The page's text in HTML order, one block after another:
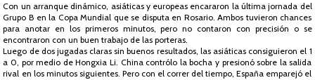
Con un arranque dinámico, asiáticas y europeas encararon la última jornada del
Grupo B en la Copa Mundial que se disputa en Rosario. Ambos tuvieron chances
para anotar en los primeros minutos, pero no contaron con precisión o se
encontraron con un buen trabajo de las porteras.
Luego de dos jugadas claras sin buenos resultados, las asiáticas consiguieron el 1
a 0, por medio de Hongxia Li. China contrólo la bocha y presionó sobre la salida
rival en los minutos siguientes. Pero con el correr del tiempo, España emparejó el